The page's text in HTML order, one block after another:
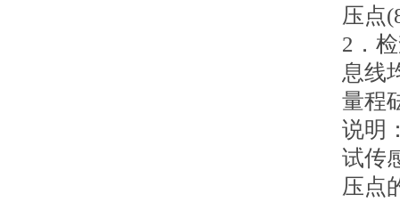
压点
2．
息线
量程
说明
试传
压点